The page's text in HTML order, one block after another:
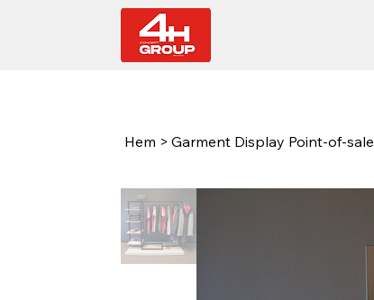
Hem > Garment Display Point-of-sale